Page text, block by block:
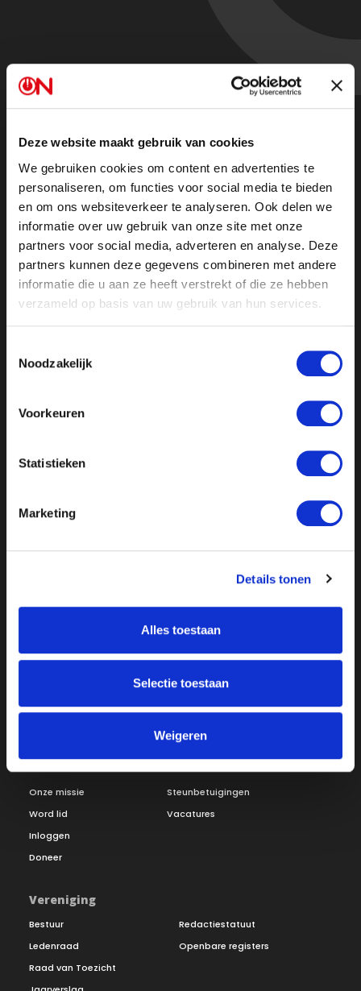
Deze website maakt gebruik van cookies
We gebruiken cookies om content en advertenties te
personaliseren, om functies voor social media te bieden
en om ons websiteverkeer te analyseren. Ook delen we
informatie over uw gebruik van onze site met onze
partners voor social media, adverteren en analyse. Deze
partners kunnen deze gegevens combineren met andere
informatie die u aan ze heeft verstrekt of die ze hebben
verzameld op basis van uw gebruik van hun services.
Noodzakelijk
Voorkeuren
Statistieken
Marketing
Details tonen
Alles toestaan
Selectie toestaan
Weigeren
Op 5 juli heeft de NPO Ongehoord Nederland een
sanctie opgelegd naar aanleiding van het rapport van
aangetekend bij de Adviescommissie Publieke
hoorzitting plaats waarin het bezwaar van Ongehoord
Nederland wordt behandeld.
U kunt deze zitting hier (gedeeltelijk) volgen via de
livestream. Aanvangsttijd 14:45u.
Onze missie
Word lid
Inloggen
Doneer
Steunbetuigingen
Vacatures
Vereniging
Bestuur
Ledenraad
Raad van Toezicht
Redactiestatuut
Openbare registers